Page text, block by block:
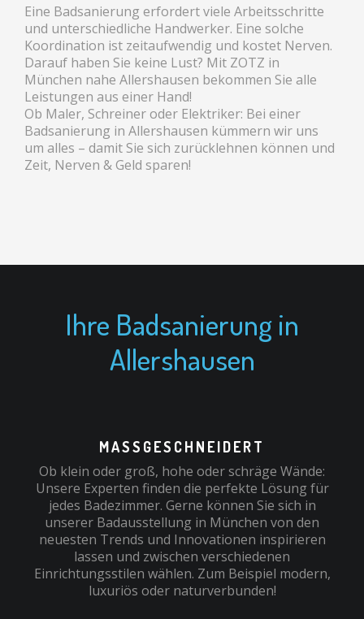
Eine Badsanierung erfordert viele Arbeitsschritte
und unterschiedliche Handwerker. Eine solche
Koordination ist zeitaufwendig und kostet Nerven.
Darauf haben Sie keine Lust? Mit ZOTZ in
München nahe Allershausen bekommen Sie alle
Leistungen aus einer Hand!
Ob Maler, Schreiner oder Elektriker: Bei einer
Badsanierung in Allershausen kümmern wir uns
um alles – damit Sie sich zurücklehnen können und
Zeit, Nerven & Geld sparen!
Ihre Badsanierung in
Allershausen
MASSGESCHNEIDERT
Ob klein oder groß, hohe oder schräge Wände:
Unsere Experten finden die perfekte Lösung für
jedes Badezimmer. Gerne können Sie sich in
unserer Badausstellung in München von den
neuesten Trends und Innovationen inspirieren
lassen und zwischen verschiedenen
Einrichtungsstilen wählen. Zum Beispiel modern,
luxuriös oder naturverbunden!